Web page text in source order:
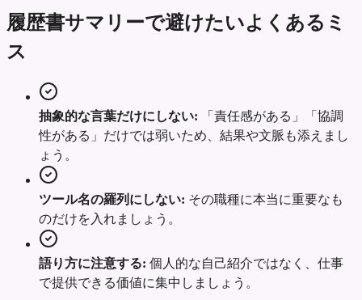
履歴書サマリーで避けたいよくあるミ
ス
抽象的な言葉だけにしない:
「責任感がある」「協調
性がある」だけでは弱いため、結果や文脈も添えまし
ょう。
ツール名の羅列にしない: その職種に本当に重要なも
のだけを入れましょう。
語り方に注意する: 個人的な自己紹介ではなく、仕事
で提供できる価値に集中しましょう。